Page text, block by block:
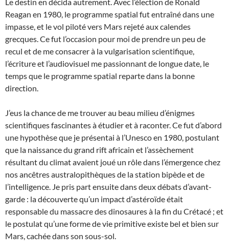
Reagan en 1980, le programme spatial fut entraîné dans une
impasse, et le vol piloté vers Mars rejeté aux calendes
grecques. Ce fut l’occasion pour moi de prendre un peu de
recul et de me consacrer à la vulgarisation scientifique,
l’écriture et l’audiovisuel me passionnant de longue date, le
temps que le programme spatial reparte dans la bonne
direction.
J’eus la chance de me trouver au beau milieu d’énigmes
scientifiques fascinantes à étudier et à raconter. Ce fut d’abord
une hypothèse que je présentai à l’Unesco en 1980, postulant
que la naissance du grand rift africain et l’assèchement
résultant du climat avaient joué un rôle dans l’émergence chez
nos ancêtres australopithèques de la station bipède et de
l’intelligence. Je pris part ensuite dans deux débats d’avant-
garde : la découverte qu’un impact d’astéroïde était
responsable du massacre des dinosaures à la fin du Crétacé ; et
le postulat qu’une forme de vie primitive existe bel et bien sur
Mars, cachée dans son sous-sol.